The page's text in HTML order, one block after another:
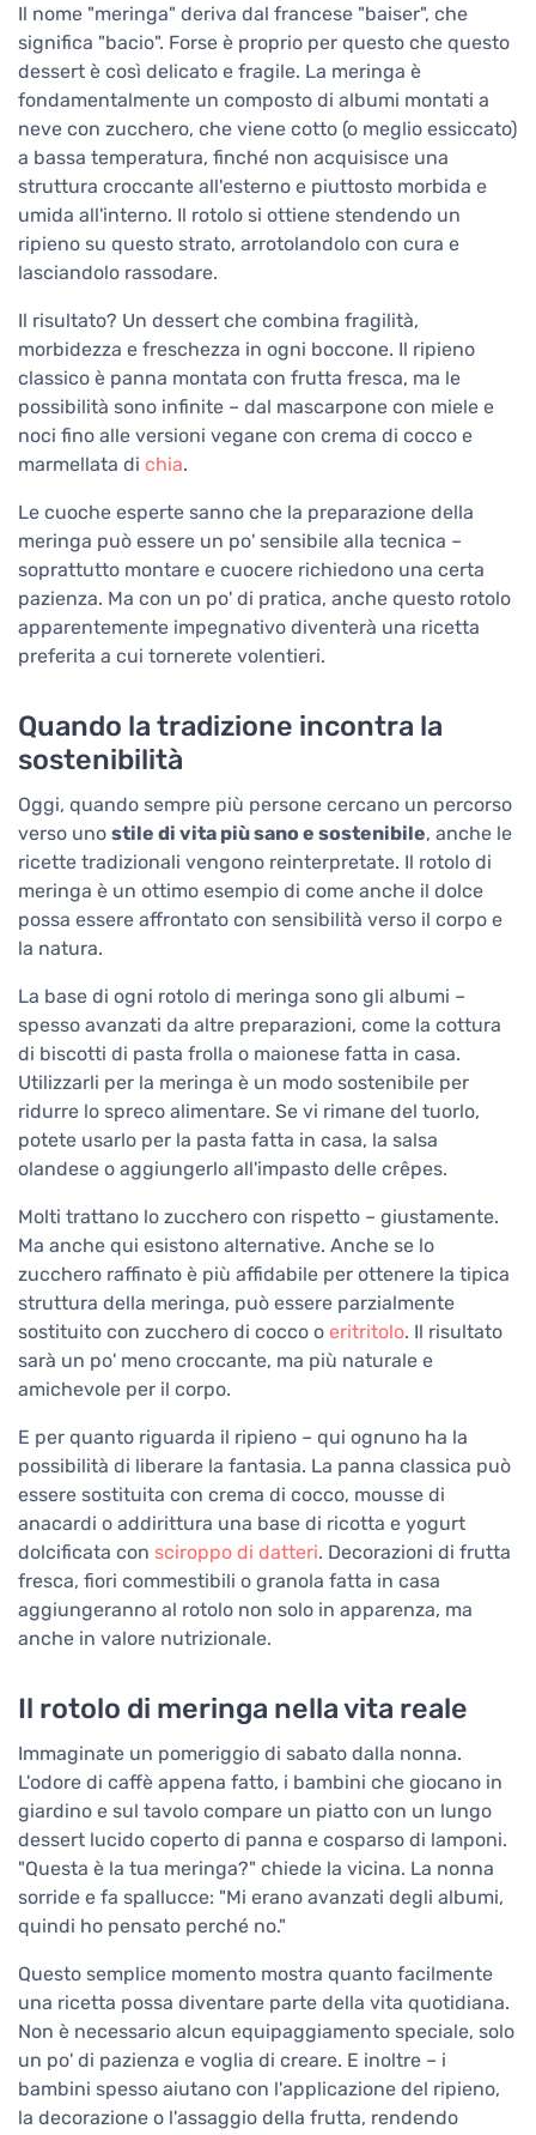
Il nome "meringa" deriva dal francese "baiser", che
significa "bacio". Forse è proprio per questo che questo
dessert è così delicato e fragile. La meringa è
fondamentalmente un composto di albumi montati a
neve con zucchero, che viene cotto (o meglio essiccato)
a bassa temperatura, finché non acquisisce una
struttura croccante all'esterno e piuttosto morbida e
umida all'interno. Il rotolo si ottiene stendendo un
ripieno su questo strato, arrotolandolo con cura e
lasciandolo rassodare.
Il risultato? Un dessert che combina fragilità,
morbidezza e freschezza in ogni boccone. Il ripieno
classico è panna montata con frutta fresca, ma le
possibilità sono infinite – dal mascarpone con miele e
noci fino alle versioni vegane con crema di cocco e
marmellata di chia.
Le cuoche esperte sanno che la preparazione della
meringa può essere un po' sensibile alla tecnica –
soprattutto montare e cuocere richiedono una certa
pazienza. Ma con un po' di pratica, anche questo rotolo
apparentemente impegnativo diventerà una ricetta
preferita a cui tornerete volentieri.
Quando la tradizione incontra la
sostenibilità
Oggi, quando sempre più persone cercano un percorso
verso uno stile di vita più sano e sostenibile, anche le
ricette tradizionali vengono reinterpretate. Il rotolo di
meringa è un ottimo esempio di come anche il dolce
possa essere affrontato con sensibilità verso il corpo e
la natura.
La base di ogni rotolo di meringa sono gli albumi –
spesso avanzati da altre preparazioni, come la cottura
di biscotti di pasta frolla o maionese fatta in casa.
Utilizzarli per la meringa è un modo sostenibile per
ridurre lo spreco alimentare. Se vi rimane del tuorlo,
potete usarlo per la pasta fatta in casa, la salsa
olandese o aggiungerlo all'impasto delle crêpes.
Molti trattano lo zucchero con rispetto – giustamente.
Ma anche qui esistono alternative. Anche se lo
zucchero raffinato è più affidabile per ottenere la tipica
struttura della meringa, può essere parzialmente
sostituito con zucchero di cocco o eritritolo. Il risultato
sarà un po' meno croccante, ma più naturale e
amichevole per il corpo.
E per quanto riguarda il ripieno – qui ognuno ha la
possibilità di liberare la fantasia. La panna classica può
essere sostituita con crema di cocco, mousse di
anacardi o addirittura una base di ricotta e yogurt
dolcificata con sciroppo di datteri. Decorazioni di frutta
fresca, fiori commestibili o granola fatta in casa
aggiungeranno al rotolo non solo in apparenza, ma
anche in valore nutrizionale.
Il rotolo di meringa nella vita reale
Immaginate un pomeriggio di sabato dalla nonna.
L'odore di caffè appena fatto, i bambini che giocano in
giardino e sul tavolo compare un piatto con un lungo
dessert lucido coperto di panna e cosparso di lamponi.
"Questa è la tua meringa?" chiede la vicina. La nonna
sorride e fa spallucce: "Mi erano avanzati degli albumi,
quindi ho pensato perché no."
Questo semplice momento mostra quanto facilmente
una ricetta possa diventare parte della vita quotidiana.
Non è necessario alcun equipaggiamento speciale, solo
un po' di pazienza e voglia di creare. E inoltre – i
bambini spesso aiutano con l'applicazione del ripieno,
la decorazione o l'assaggio della frutta, rendendo